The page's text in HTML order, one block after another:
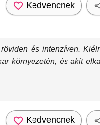
Kedvencnek
és intenzíven.
környezetén, és akit
Kedvencnek